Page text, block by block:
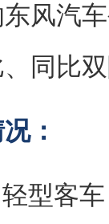
风汽
同比
：
客车